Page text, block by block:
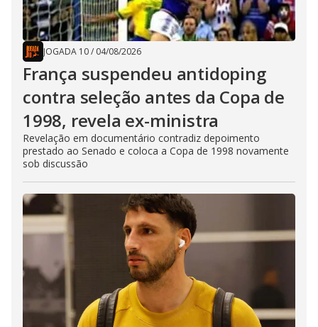
JOGADA 10/ 04/08/2026
França suspendeu antidoping
contra seleção antes da Copa de
1998, revela ex-ministra
Revelação em documentário contradiz depoimento
prestado ao Senado e coloca a Copa de 1998 novamente
sob discussão